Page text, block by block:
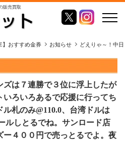
販売買取
】おすすめ金券 お知らせ どえりゃ～！中
ズは７連勝で３位に浮上したが
ろいろあるで応援に行ってち
札のみ@110.0、台湾ドルは
ルしとるでね。サンロード店
ー４００円で売っとるでよ。夜